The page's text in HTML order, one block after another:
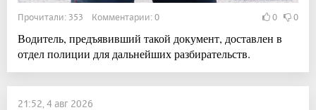
Прочитали: 353 Комментарии: 0 0 0
Водитель, предъявивший такой документ, доставлен в
отдел полиции для дальнейших разбирательств.
21:52, 4 авг 2026